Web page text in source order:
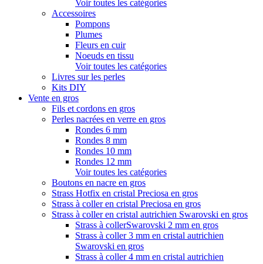
Voir toutes les catégories
Accessoires
Pompons
Plumes
Fleurs en cuir
Noeuds en tissu
Voir toutes les catégories
Livres sur les perles
Kits DIY
Vente en gros
Fils et cordons en gros
Perles nacrées en verre en gros
Rondes 6 mm
Rondes 8 mm
Rondes 10 mm
Rondes 12 mm
Voir toutes les catégories
Boutons en nacre en gros
Strass Hotfix en cristal Preciosa en gros
Strass à coller en cristal Preciosa en gros
Strass à coller en cristal autrichien Swarovski en gros
Strass à collerSwarovski 2 mm en gros
Strass à coller 3 mm en cristal autrichien
Swarovski en gros
Strass à coller 4 mm en cristal autrichien